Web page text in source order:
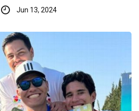
Jun 13, 2024